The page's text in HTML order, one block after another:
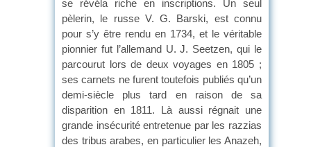
se révéla riche en inscriptions. Un seul
pèlerin, le russe V. G. Barski, est connu
pour s’y être rendu en 1734, et le véritable
pionnier fut l’allemand U. J. Seetzen, qui le
parcourut lors de deux voyages en 1805 ;
ses carnets ne furent toutefois publiés qu’un
demi-siècle plus tard en raison de sa
disparition en 1811. Là aussi régnait une
grande insécurité entretenue par les razzias
des tribus arabes, en particulier les Anazeh,